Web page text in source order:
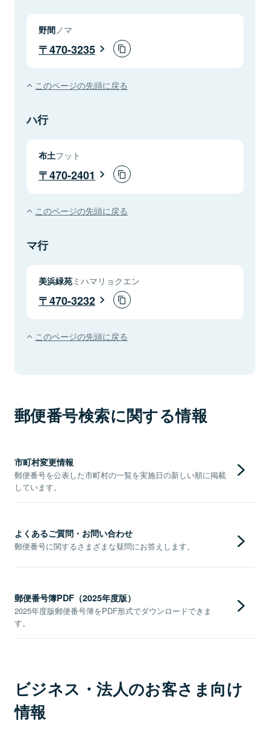
野間 ノマ
470-3235
このページの先頭に戻る
ハ行
布土フット
470-2401
このページの先頭に戻る
マ行
美浜緑苑ミハマリョクエン
470-3232
このページの先頭に戻る
郵便番号検索に関する情報
市町村変更情報
郵便番号を公表した市町村の一覧を実施日の新しい順に掲載
しています。
よくあるご質問・お問い合わせ
郵便番号に関するさまざまな疑問にお答えします。
郵便番号簿PDF（2025年度版）
2025年度版郵便番号簿をPDF形式でダウンロードできま
す。
ビジネス・法人のお客さま向け
情報